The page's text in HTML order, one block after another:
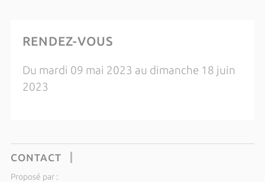
RENDEZ-VOUS
Du mardi 09 mai 2023 au dimanche 18 juin
2023
CONTACT
Proposé par :